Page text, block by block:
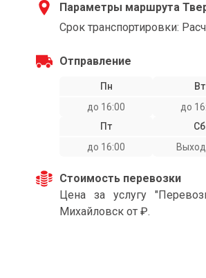
Параметры маршрута
Срок транспортировки:
Отправление
Пн
до 16:00
Вт
до
Пт
до 16:00
Сб
Стоимость перевозки
Цена за услугу
Михайловск от ₽.